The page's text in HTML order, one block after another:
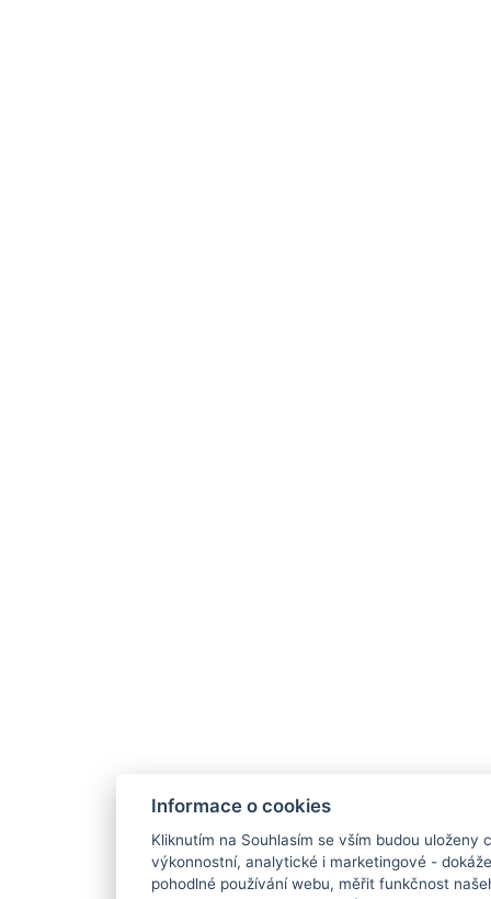
Informace o cookies
Kliknutím na Souhlasím se vším budou uloženy
výkonnostní, analytické i marketingové -
pohodlné používání webu, měřit funkčnost